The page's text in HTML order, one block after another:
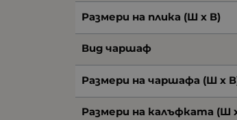
Размери на плика (Ш х В)
Вид чаршаф
Размери на чаршафа (Ш х
Размери на калъфката (Ш